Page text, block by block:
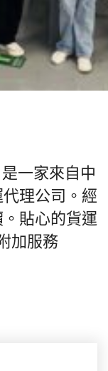
一家來自中
理公司。經
貼心的貨運
加服務